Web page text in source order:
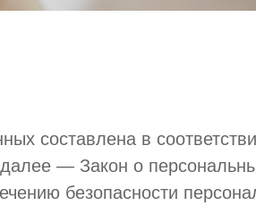
составлена в
— Закон о
безопасности